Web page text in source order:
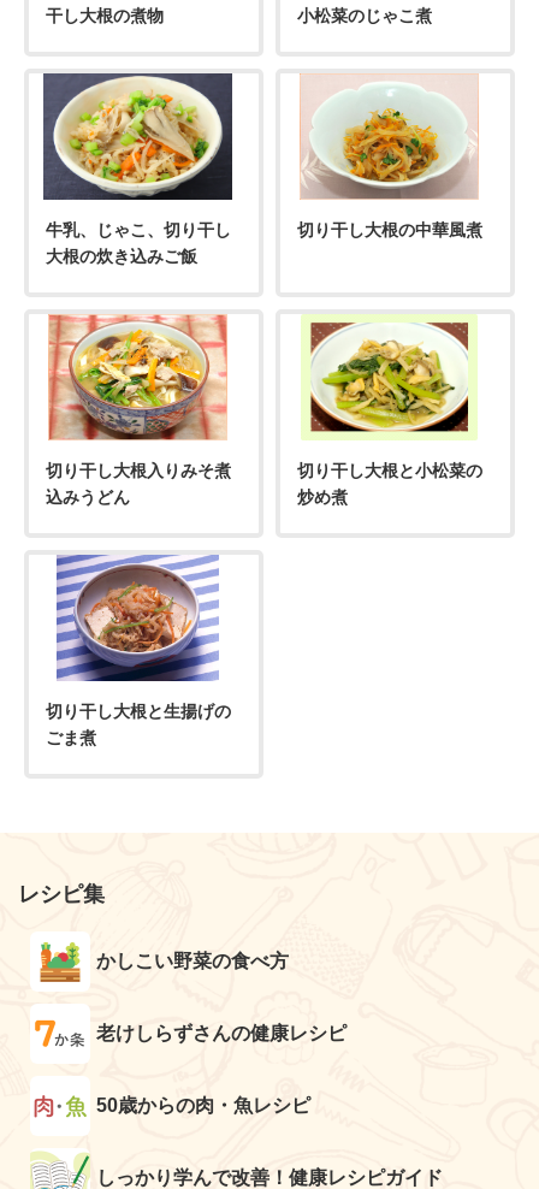
干し大根の煮物
小松菜のじゃこ煮
牛乳、じゃこ、切り干し
大根の炊き込みご飯
切り干し大根の中華風煮
切り干し大根入りみそ煮
込みうどん
切り干し大根と小松菜の
炒め煮
切り干し大根と生揚げの
ごま煮
レシピ集
かしこい野菜の食べ方
老けしらずさんの健康レシピ
50歳からの肉・魚レシピ
しっかり学んで改善！健康レシピガイド